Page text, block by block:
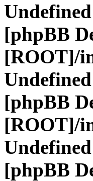
[phpBB
[ROOT]/
[phpBB
[ROOT]/
[phpBB